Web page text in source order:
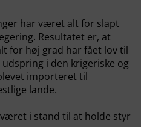
har været alt for slapt
Resultatet er, at
for høj grad har fået lov til
i den krigeriske og
importeret til
lande.
i stand til at holde styr